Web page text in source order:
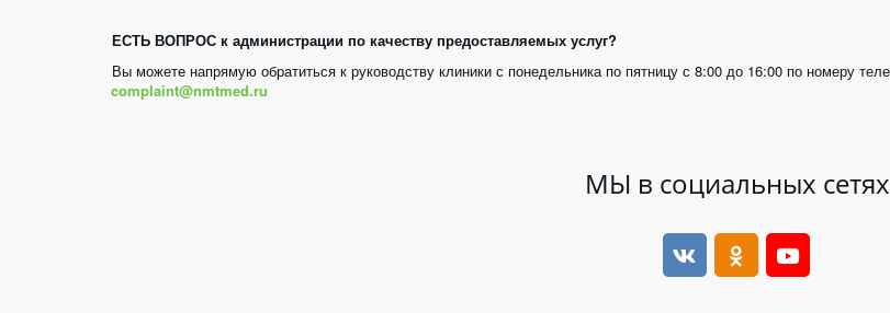
ЕСТЬ ВОПРОС к администрации по качеству предоставляемых услуг?
complaint@nmtmed.ru
МЫ в социальных сетях